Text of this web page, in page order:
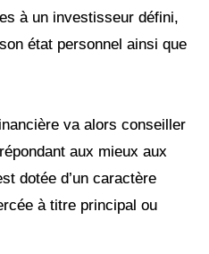
à un investisseur défini,
état personnel ainsi que
va alors conseiller
aux mieux aux
dotée d’un caractère
à titre principal ou